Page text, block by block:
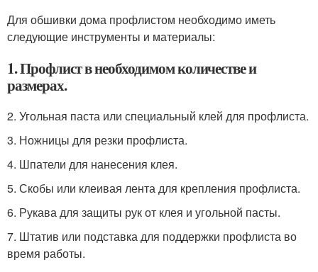
Для обшивки дома профлистом необходимо иметь
следующие инструменты и материалы:
1. Профлист в необходимом количестве и
размерах.
2. Угольная паста или специальный клей для профлиста.
3. Ножницы для резки профлиста.
4. Шпатели для нанесения клея.
5. Скобы или клеивая лента для крепления профлиста.
6. Рукава для защиты рук от клея и угольной пасты.
7. Штатив или подставка для поддержки профлиста во
время работы.